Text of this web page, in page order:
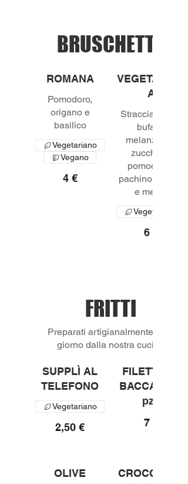
BRUSCHETTE
ROMANA
Pomodoro,
origano e
basilico
4 €
Vegetariano
Vegano
VEGETARIAN
A
Stracciatella di
bufala,
melanzane ,
zucchine,
pomodorini
pachino arrosto
e menta
6 €
Vegetariano
FRITTI
Preparati artigianalmente ogni
giorno dalla nostra cucina
SUPPLÌ AL
TELEFONO
2,50 €
Vegetariano
FILETTO DI
BACCALA (2
pz.)
7 €
OLIVE
CROCCHETT